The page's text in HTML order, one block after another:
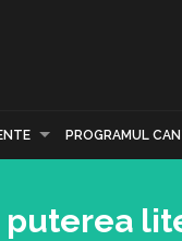
PROGRAMUL